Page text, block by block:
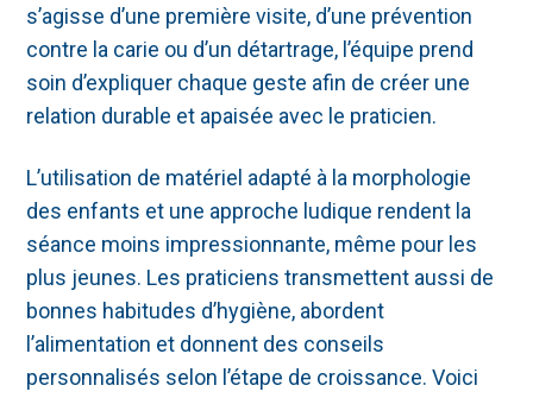
s’agisse d’une première visite, d’une prévention
contre la carie ou d’un détartrage, l’équipe prend
soin d’expliquer chaque geste afin de créer une
relation durable et apaisée avec le praticien.
L’utilisation de matériel adapté à la morphologie
des enfants et une approche ludique rendent la
séance moins impressionnante, même pour les
plus jeunes. Les praticiens transmettent aussi de
bonnes habitudes d’hygiène, abordent
l’alimentation et donnent des conseils
personnalisés selon l’étape de croissance. Voici